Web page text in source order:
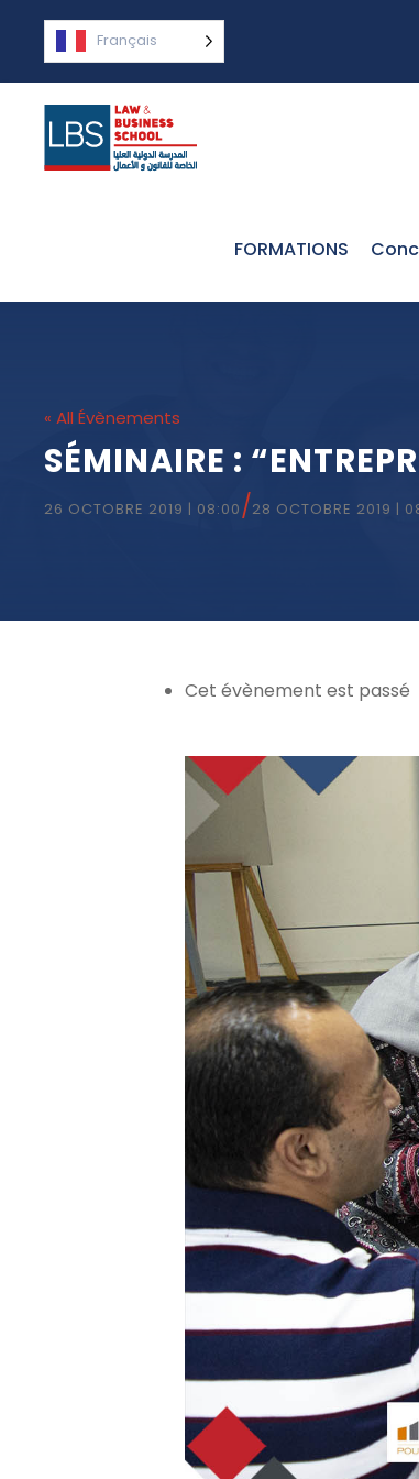
Français
FORMATIONS
« All Évènements
SÉMINAIRE :
26 OCTOBRE 2019 | 08:00 /28 OCTOBRE 2019 |
Cet évènement est passé